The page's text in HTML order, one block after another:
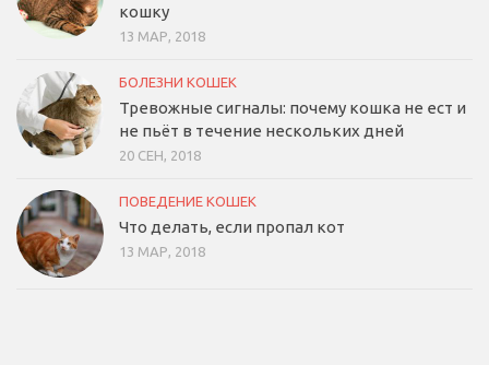
кошку
13 МАР, 2018
БОЛЕЗНИ КОШЕК
Тревожные сигналы: почему кошка не ест и
не пьёт в течение нескольких дней
20 СЕН, 2018
ПОВЕДЕНИЕ КОШЕК
Что делать, если пропал кот
13 МАР, 2018